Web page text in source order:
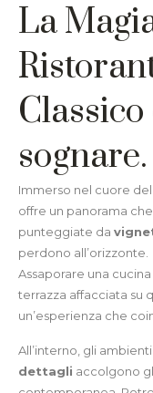
La
sognare.
Immerso nel cuore del
offre un panorama
punteggiate da
perdono all’orizzonte.
Assaporare una
terrazza affacciata su
un’esperienza che
All’interno, gli ambienti
dettagli accolgono